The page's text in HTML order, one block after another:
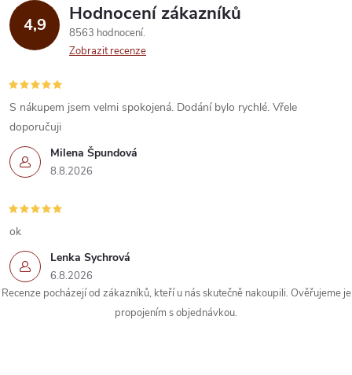
d
a
c
í
p
r
v
k
y
v
4,9 Hodnocení zákazníků
8563 hodnocení
Zobrazit recenze
Milena Špundová
8.8.2026
S nákupem jsem velmi spokojená. Dodání bylo rychlé. Vřele
doporučuji
Lenka Sychrová
6.8.2026
ok
Recenze pocházejí od zákazníků, kteří u nás skutečně nakoupili. Ověřujeme je
propojením s objednávkou.